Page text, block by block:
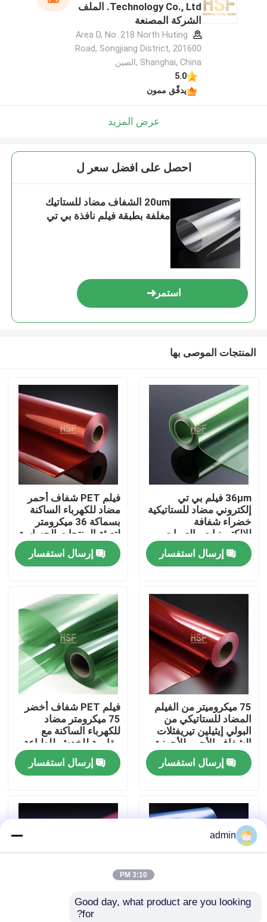
أشرطة فيديو
حول بنا
جولة في المعمل
ضبط الجودة
اتصل بنا
طلب اقتباس
فيلم البولي إيثيلين عالي الكثافة
Technology Co., Ltd. الملف
الشركة المصنعة
Area D, No. 218 North Huting
Road, Songjiang District, 201600
Shanghai, China ,الصين
5.0
يدقّق ممون
عرض المزيد
احصل على افضل سعر ل
20um الشفاف مضاد للستاتيك
مغلفة بطبقة فيلم نافذة بي تي
استمر
المنتجات الموصى بها
36μm فيلم بي تي
إلكتروني مضاد للستاتيكية
خضراء شفافة
للإلكترونيات والعبوات
الطبية
إرسال استفسار
فيلم PET شفاف أحمر
مضاد للكهرباء الساكنة
بسماكة 36 ميكرومتر
لتعبئة المنتجات الحساسة
لتفريغ الشحنات
الكهروستاتيكية
إرسال استفسار
75 ميكروميتر من الفيلم
المضاد للستاتيكي من
البولي إيثيلين تيريفثلات
الشفاف الأحمر للأجهزة
الإلكترونية والسيارات
إرسال استفسار
فيلم PET شفاف أخضر
75 ميكرومتر مضاد
للكهرباء الساكنة مع
مقاومة للخدش للطباعة
والفنون الرسومية
إرسال استفسار
20 ميكرو متراً سمكها
admin
3:10 PM
Good day, what product are you looking
for?